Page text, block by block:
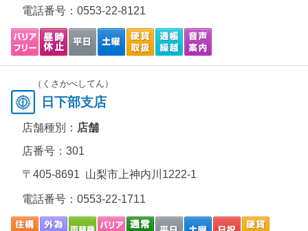
電話番号： 0553-22-8121
（くさかべしてん）
日下部支店
店舗種別： 店舗
店番号：301
〒405-8691 山梨市上神内川1222-1
電話番号： 0553-22-1711